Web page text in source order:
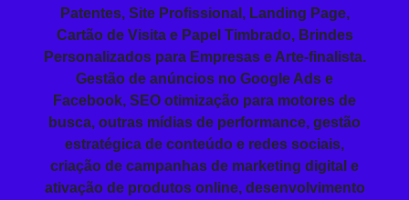
Patentes, Site Profissional, Landing Page,
Cartão de Visita e Papel Timbrado, Brindes
Personalizados para Empresas e Arte-finalista.
Gestão de anúncios no Google Ads e
Facebook, SEO otimização para motores de
busca, outras mídias de performance, gestão
estratégica de conteúdo e redes sociais,
criação de campanhas de marketing digital e
ativação de produtos online, desenvolvimento